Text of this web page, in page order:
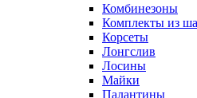
Комбинезоны
Комплекты из
Корсеты
Лонгслив
Лосины
Майки
Палантины